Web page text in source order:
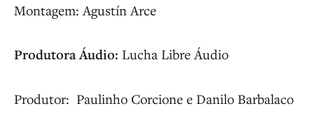
Montagem: Agustín Arce
Produtora Áudio: Lucha Libre Áudio
Produtor: Paulinho Corcione e Danilo Barbalaco